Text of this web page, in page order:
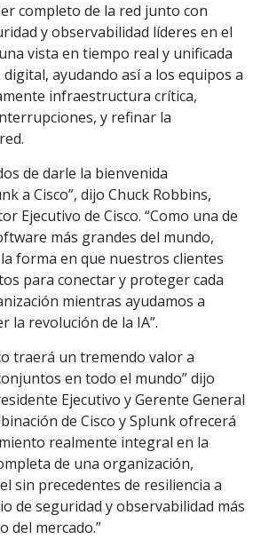
completo de la red junto con
y observabilidad líderes en el
vista en tiempo real y unificada
ayudando así a los equipos a
infraestructura crítica,
y refinar la
de darle la bienvenida
a Cisco”, dijo Chuck Robbins,
Ejecutivo de Cisco. “Como una de
más grandes del mundo,
forma en que nuestros clientes
para conectar y proteger cada
mientras ayudamos a
la revolución de la IA”.
traerá un tremendo valor a
en todo el mundo” dijo
Ejecutivo y Gerente General
de Cisco y Splunk ofrecerá
realmente integral en la
de una organización,
sin precedentes de resiliencia a
de seguridad y observabilidad más
del mercado.”